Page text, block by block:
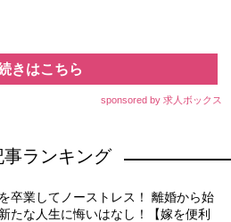
きはこちら
sponsored by 求人ボックス
事ランキング
卒業してノーストレス！ 離婚から始
たな人生に悔いはなし！【嫁を便利